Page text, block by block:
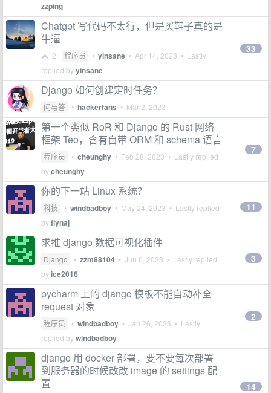
zzping
Chatgpt 写代码不太行，但是买鞋子真的是
牛逼
2 程序员 • yinsane • Apr 14, 2023 • Lastly
replied byyinsane
33
Django 如何创建定时任务？
问与答 • hackerfans • Mar 2, 2023
第一个类似 RoR 和 Django 的 Rust 网络
框架 Teo，含有自带 ORM 和 schema 语言
程序员 • cheunghy • Feb 28, 2023 • Lastly replied
bycheunghy
7
你的下一站 Linux 系统？
科技 • windbadboy • May 24, 2023 • Lastly replied
byflynaj
11
求推 django 数据可视化插件
Django • zzm88104 • Jun 6, 2023 • Lastly replied
byice2016
3
pycharm 上的 django 模板不能自动补全
request 对象
程序员 • windbadboy • Jan 26, 2023 • Lastly
replied bywindbadboy
2
django 用 docker 部署，要不要每次部署
到服务器的时候改改 image 的 settings 配
置
14